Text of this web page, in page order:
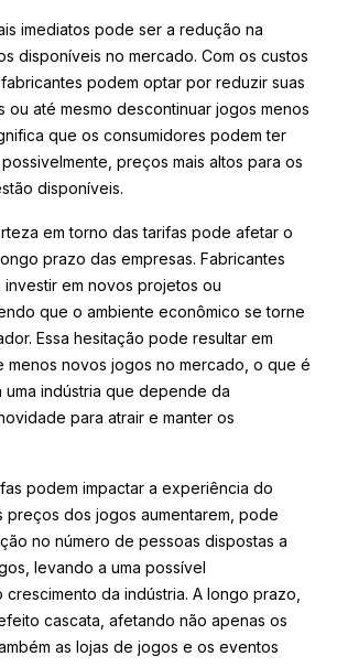
imediatos pode ser a redução na
disponíveis no mercado. Com os custos
podem optar por reduzir suas
ou até mesmo descontinuar jogos menos
que os consumidores podem ter
preços mais altos para os
disponíveis.
em torno das tarifas pode afetar o
prazo das empresas. Fabricantes
investir em novos projetos ou
que o ambiente econômico se torne
Essa hesitação pode resultar em
menos novos jogos no mercado, o que é
indústria que depende da
para atrair e manter os
podem impactar a experiência do
preços dos jogos aumentarem, pode
no número de pessoas dispostas a
levando a uma possível
da indústria. A longo prazo,
cascata, afetando não apenas os
as lojas de jogos e os eventos